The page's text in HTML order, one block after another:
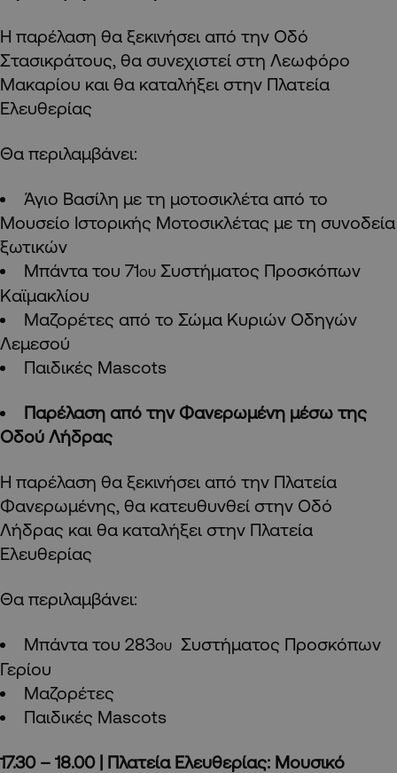
Η παρέλαση θα ξεκινήσει από την Οδό
Στασικράτους, θα συνεχιστεί στη Λεωφόρο
Μακαρίου και θα καταλήξει στην Πλατεία
Ελευθερίας
Θα περιλαμβάνει:
Άγιο Βασίλη με τη μοτοσικλέτα από το
Μουσείο Ιστορικής Μοτοσικλέτας με τη συνοδεία
ξωτικών
Μπάντα του 71ου Συστήματος Προσκόπων
Καϊμακλίου
Μαζορέτες από το Σώμα Κυριών Οδηγών
Λεμεσού
Παιδικές Mascots
Παρέλαση από την Φανερωμένη μέσω της
Οδού Λήδρας
Η παρέλαση θα ξεκινήσει από την Πλατεία
Φανερωμένης, θα κατευθυνθεί στην Οδό
Λήδρας και θα καταλήξει στην Πλατεία
Ελευθερίας
Θα περιλαμβάνει:
Μπάντα του 283ου Συστήματος Προσκόπων
Γερίου
Μαζορέτες
Παιδικές Mascots
17.30 – 18.00 | Πλατεία Ελευθερίας: Μουσικό